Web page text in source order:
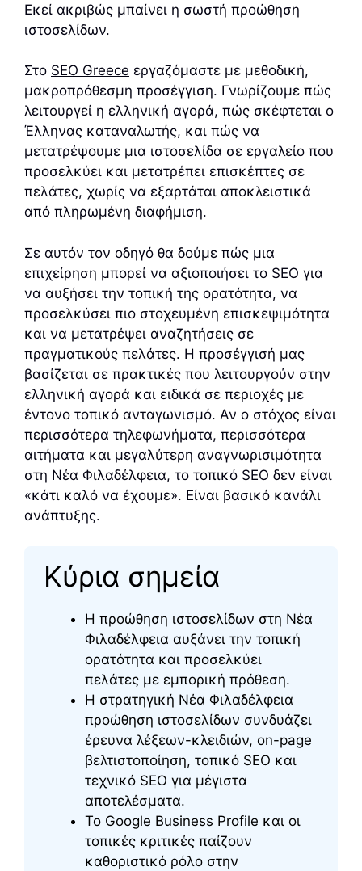
Εκεί ακριβώς μπαίνει η σωστή προώθηση
ιστοσελίδων.
Στο SEO Greece εργαζόμαστε με μεθοδική,
μακροπρόθεσμη προσέγγιση. Γνωρίζουμε πώς
λειτουργεί η ελληνική αγορά, πώς σκέφτεται ο
Έλληνας καταναλωτής, και πώς να
μετατρέψουμε μια ιστοσελίδα σε εργαλείο που
προσελκύει και μετατρέπει επισκέπτες σε
πελάτες, χωρίς να εξαρτάται αποκλειστικά
από πληρωμένη διαφήμιση.
Σε αυτόν τον οδηγό θα δούμε πώς μια
επιχείρηση μπορεί να αξιοποιήσει το SEO για
να αυξήσει την τοπική της ορατότητα, να
προσελκύσει πιο στοχευμένη επισκεψιμότητα
και να μετατρέψει αναζητήσεις σε
πραγματικούς πελάτες. Η προσέγγισή μας
βασίζεται σε πρακτικές που λειτουργούν στην
ελληνική αγορά και ειδικά σε περιοχές με
έντονο τοπικό ανταγωνισμό. Αν ο στόχος είναι
περισσότερα τηλεφωνήματα, περισσότερα
αιτήματα και μεγαλύτερη αναγνωρισιμότητα
στη Νέα Φιλαδέλφεια, το τοπικό SEO δεν είναι
«κάτι καλό να έχουμε». Είναι βασικό κανάλι
ανάπτυξης.
Κύρια σημεία
Η προώθηση ιστοσελίδων στη Νέα
Φιλαδέλφεια αυξάνει την τοπική
ορατότητα και προσελκύει
πελάτες με εμπορική πρόθεση.
Η στρατηγική Νέα Φιλαδέλφεια
προώθηση ιστοσελίδων συνδυάζει
έρευνα λέξεων-κλειδιών, on-page
βελτιστοποίηση, τοπικό SEO και
τεχνικό SEO για μέγιστα
αποτελέσματα.
Το Google Business Profile και οι
τοπικές κριτικές παίζουν
καθοριστικό ρόλο στην